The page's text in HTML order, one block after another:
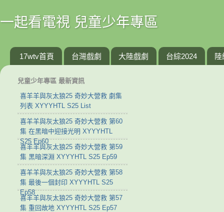
一起看電視 兒童少年專區
17wtv首頁 台灣戲劇 大陸戲劇 台綜2024 陸
兒童少年專區 最新資訊
喜羊羊與灰太狼25 奇妙大營救 劇集
列表 XYYYHTL S25 List
喜羊羊與灰太狼25 奇妙大營救 第60
集 在黑暗中迎接光明 XYYYHTL
S25 Ep60
喜羊羊與灰太狼25 奇妙大營救 第59
集 黑暗深淵 XYYYHTL S25 Ep59
喜羊羊與灰太狼25 奇妙大營救 第58
集 最後一個封印 XYYYHTL S25
Ep58
喜羊羊與灰太狼25 奇妙大營救 第57
集 重回故地 XYYYHTL S25 Ep57